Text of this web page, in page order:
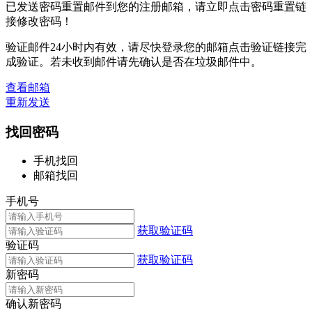
已发送密码重置邮件到您的注册邮箱，请立即点击密码重置链
接修改密码！
验证邮件24小时内有效，请尽快登录您的邮箱点击验证链接完
成验证。若未收到邮件请先确认是否在垃圾邮件中。
查看邮箱
重新发送
找回密码
手机找回
邮箱找回
手机号
获取验证码
验证码
获取验证码
新密码
确认新密码